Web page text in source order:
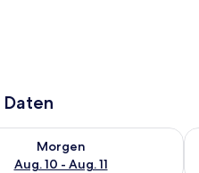
9 - Aug. 10.
Morgen
Aug. 10 - Aug. 11
die Verfügbarkeit für morgen,